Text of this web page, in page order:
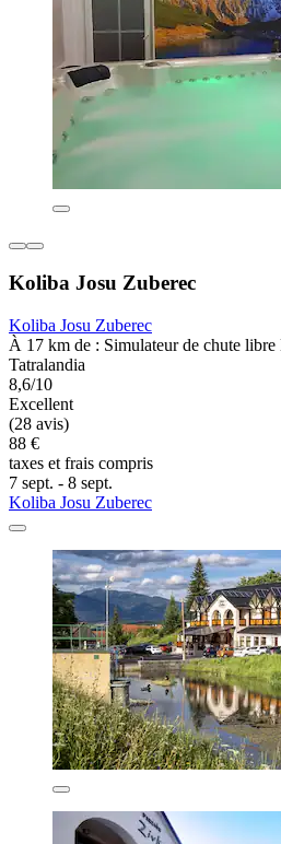
Koliba Josu Zuberec
Koliba Josu Zuberec
À 17 km de : Simulateur de chute
Tatralandia
8,6/10
Excellent
(28 avis)
88 €
taxes et frais compris
7 sept. - 8 sept.
Koliba Josu Zuberec